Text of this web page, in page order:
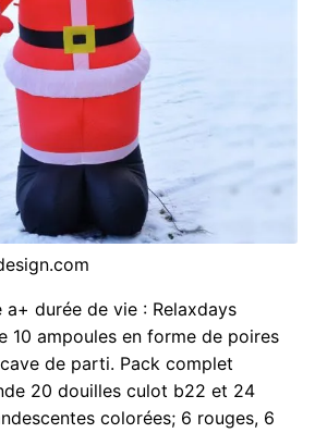
a+ durée de vie : Relaxdays
10 ampoules en forme de poires
de parti. Pack complet
20 douilles culot b22 et 24
colorées; 6 rouges, 6